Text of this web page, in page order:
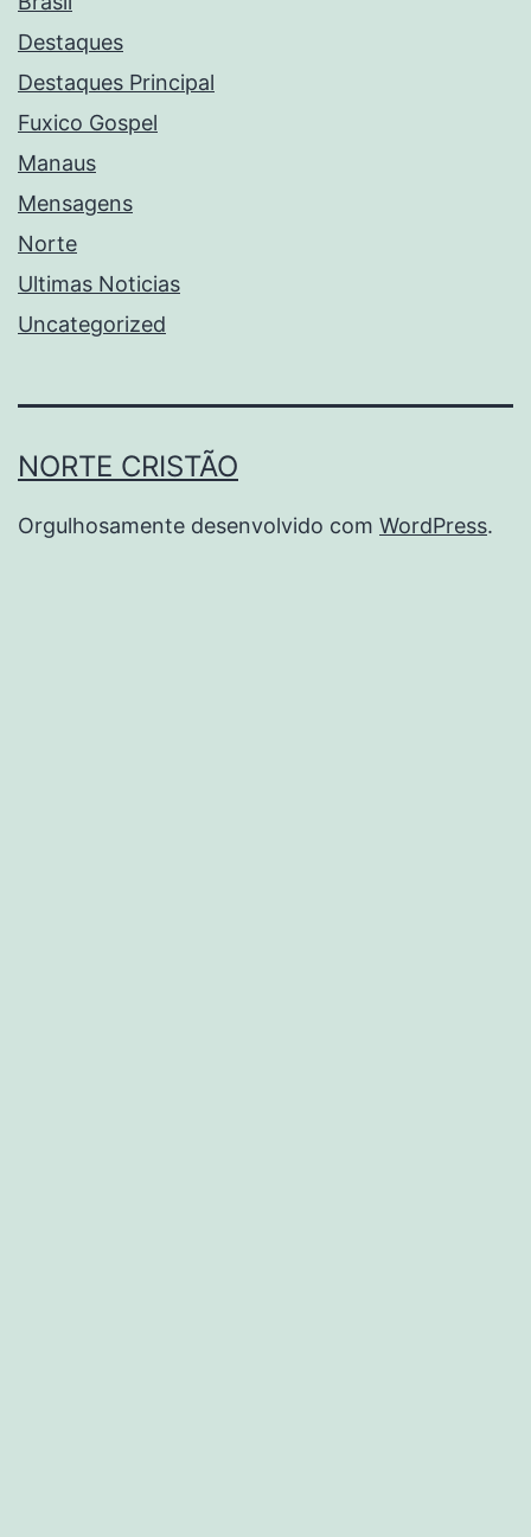
Destaques
Destaques Principal
Fuxico Gospel
Manaus
Mensagens
Norte
Ultimas Noticias
Uncategorized
NORTE CRISTÃO
Orgulhosamente desenvolvido com WordPress.